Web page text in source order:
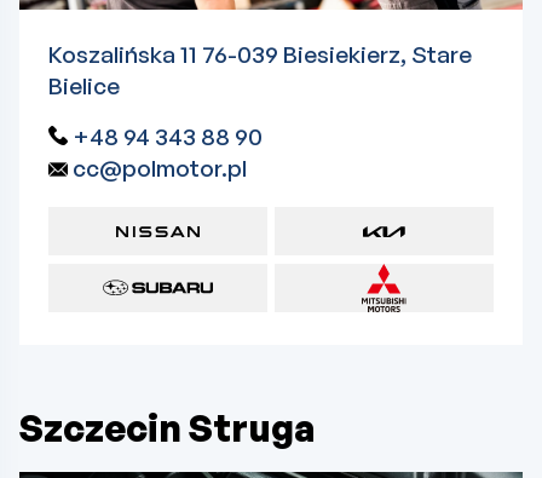
Koszalińska 11 76-039 Biesiekierz, Stare
Bielice
+48 94 343 88 90
cc@polmotor.pl
Szczecin Struga